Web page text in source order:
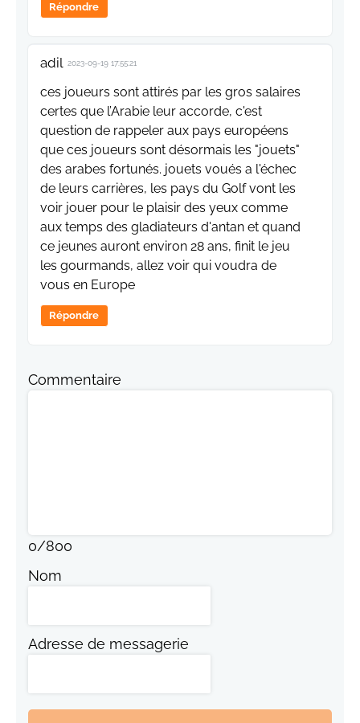
Répondre
adil 2023-09-19 17:55:21
ces joueurs sont attirés par les gros salaires
certes que l’Arabie leur accorde, c'est
question de rappeler aux pays européens
que ces joueurs sont désormais les "jouets"
des arabes fortunés. jouets voués a l'échec
de leurs carrières, les pays du Golf vont les
voir jouer pour le plaisir des yeux comme
aux temps des gladiateurs d'antan et quand
ce jeunes auront environ 28 ans, finit le jeu
les gourmands, allez voir qui voudra de
vous en Europe
Répondre
Commentaire
0/800
Nom
Adresse de messagerie